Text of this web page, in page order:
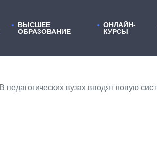
ВЫСШЕЕ
ОБРАЗОВАНИЕ
ОНЛАЙН-
КУРСЫ
В педагогических вузах вводят новую